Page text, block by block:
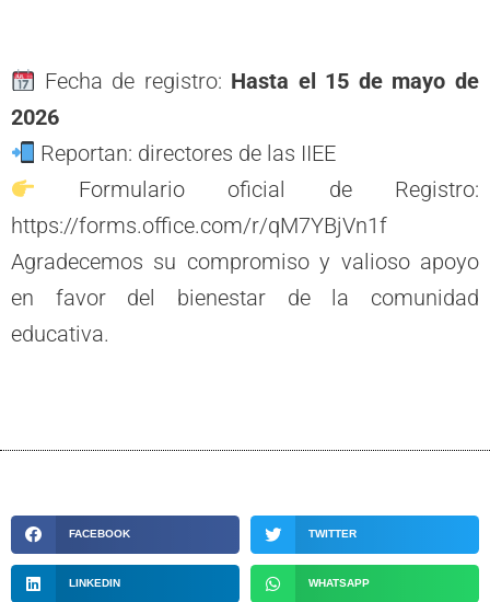
Fecha de registro: Hasta el 15 de mayo de
2026
Reportan: directores de las IIEE
Formulario oficial de Registro:
https://forms.office.com/r/qM7YBjVn1f
Agradecemos su compromiso y valioso apoyo
en favor del bienestar de la comunidad
educativa.
FACEBOOK TWITTER
LINKEDIN WHATSAPP